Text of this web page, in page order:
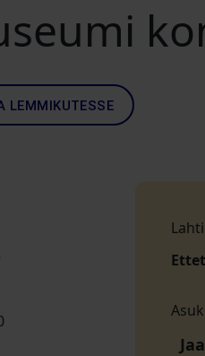
LEMMIKUTESSE